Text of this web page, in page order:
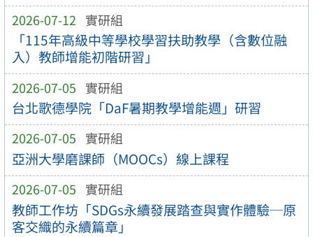
2026-07-12 實研組
「115年高級中等學校學習扶助教學（含數位融
入）教師增能初階研習」
2026-07-05 實研組
台北歌德學院「DaF暑期教學增能週」研習
2026-07-05 實研組
亞洲大學磨課師（MOOCs）線上課程
2026-07-05 實研組
教師工作坊「SDGs永續發展踏查與實作體驗─原
客交織的永續篇章」